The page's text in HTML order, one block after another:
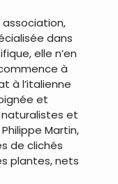
dans
elle n’en
à
à l’italienne
et
et
Martin,
de clichés
plantes, nets